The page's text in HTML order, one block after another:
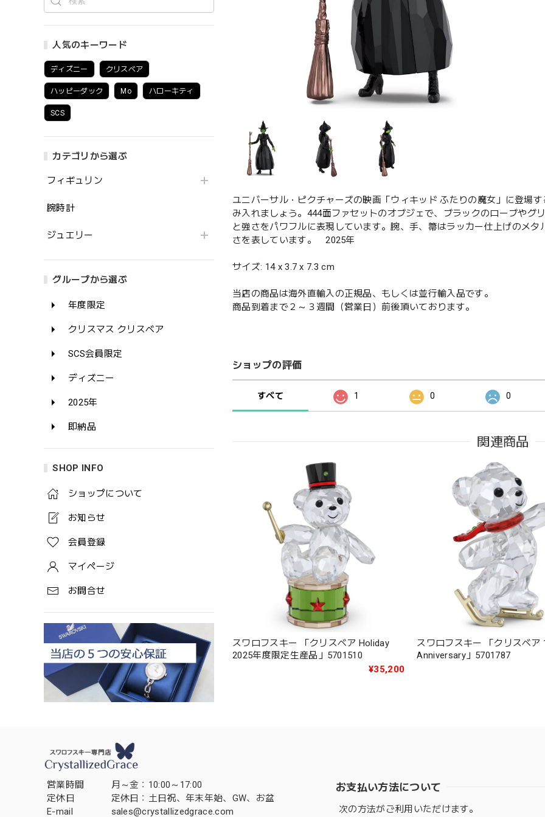
人気のキーワード
ディズニー クリスベア
ハッピーダック Mo ハローキティ
SCS
カテゴリから選ぶ
フィギュリン
腕時計
ジュエリー
グループから選ぶ
年度限定
クリスマス クリスベア
SCS会員限定
ディズニー
2025年
即納品
SHOP INFO
ショップについて
お知らせ
会員登録
マイページ
お問合せ
ユニバーサル・ピクチャーズの映画「ウィキッド ふたりの魔女」に登場
み入れましょう。444面ファセットのオブジェで、ブラックのローブやグ
と強さをパワフルに表現しています。腕、手、箒はラッカー仕上げのメ
さを表しています。 2025年
サイズ: 14 x 3.7 x 7.3 cm
当店の商品は海外直輸入の正規品、もしくは並行輸入品です。
商品到着まで２～３週間（営業日）前後頂いております。
ショップの評価
すべて 1 0 0
関連商品
スワロフスキー 「クリスベア Holiday
2025年度限定生産品」5701510
¥35,200
スワロフスキー 「クリスベア
Anniversary」5701787
営業時間
月～金：10:00～17:00
定休日
定休日：土日祝、年末年始、GW、お盆
E-mail
sales@crystallizedgrace.com
お支払い方法について
次の方法がご利用いただけます。